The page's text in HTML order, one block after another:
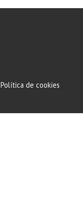
Política de cookies